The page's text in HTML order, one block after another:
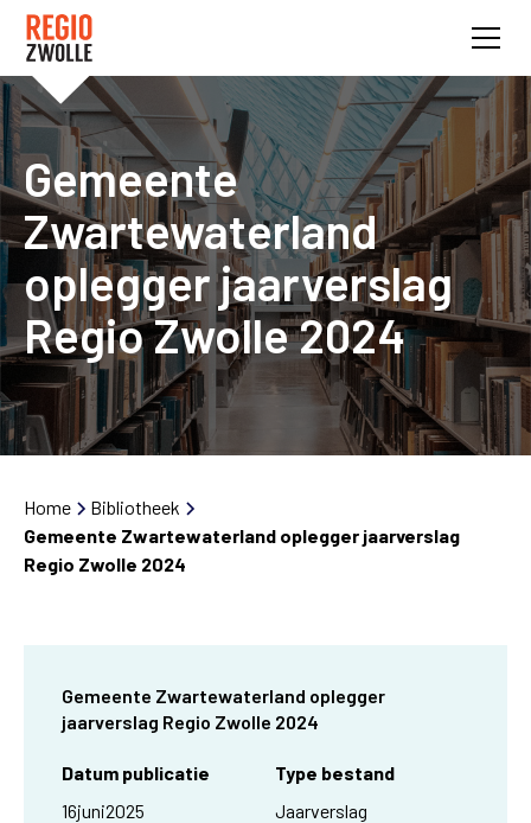
Gemeente
Zwartewaterland
oplegger jaarverslag
Regio Zwolle 2024
Home
Bibliotheek
Gemeente Zwartewaterland oplegger jaarverslag
Regio Zwolle 2024
Gemeente Zwartewaterland oplegger
jaarverslag Regio Zwolle 2024
Datum publicatie
16juni2025
Type bestand
Jaarverslag